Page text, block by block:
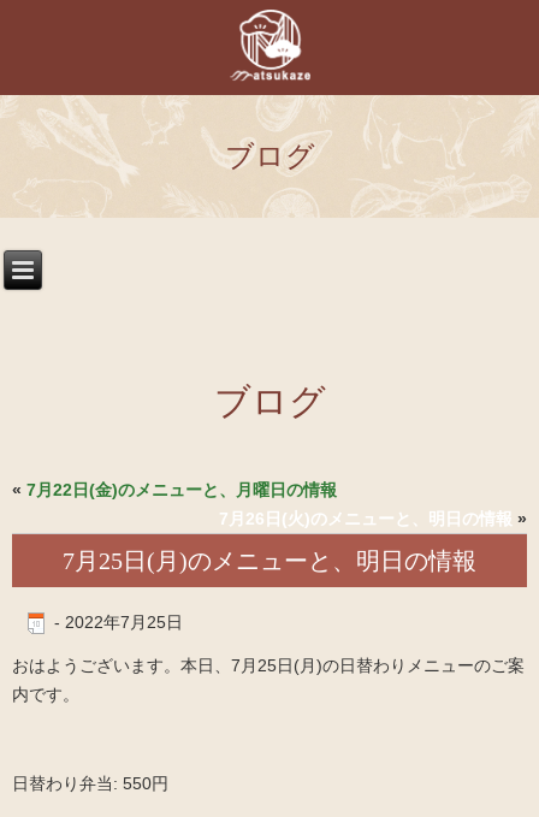
ブログ
ブログ
« 7月22日(金)のメニューと、月曜日の情報
7月26日(火)のメニューと、明日の情報 »
7月25日(月)のメニューと、明日の情報
- 2022年7月25日
おはようございます。本日、7月25日(月)の日替わりメニューのご案
内です。
日替わり弁当: 550円